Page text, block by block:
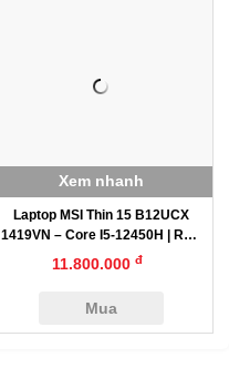
Laptop MSI Thin 15 B12UCX
1419VN – Core I5-12450H | RTX
2050
11.800.000 đ
Mua
Xem nhanh